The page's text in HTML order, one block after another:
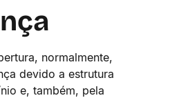
normalmente,
devido a estrutura
e, também, pela